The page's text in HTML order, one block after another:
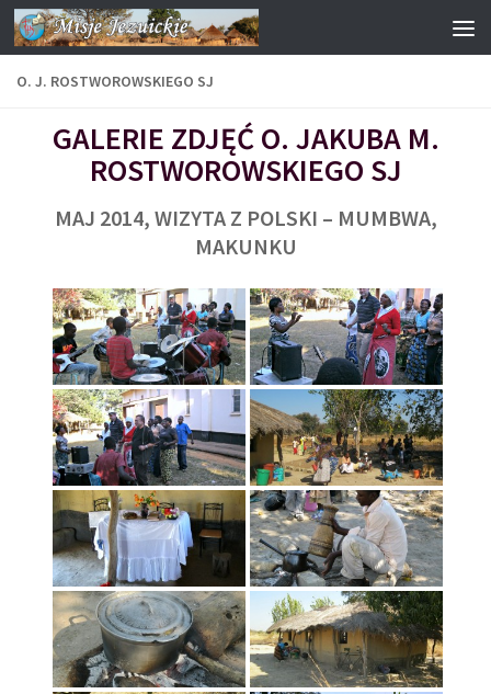
Przejdź do treści
O. J. ROSTWOROWSKIEGO SJ
GALERIE ZDJĘĆ O. JAKUBA M.
ROSTWOROWSKIEGO SJ
MAJ 2014, WIZYTA Z POLSKI – MUMBWA,
MAKUNKU